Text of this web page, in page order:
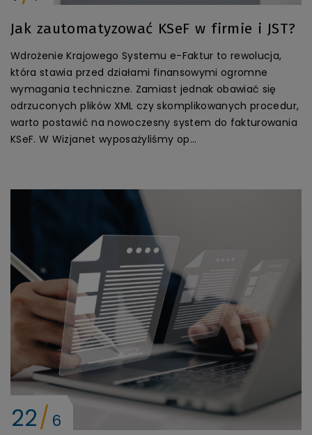
Jak zautomatyzować KSeF w firmie i JST?
Wdrożenie Krajowego Systemu e-Faktur to rewolucja,
która stawia przed działami finansowymi ogromne
wymagania techniczne. Zamiast jednak obawiać się
odrzuconych plików XML czy skomplikowanych procedur,
warto postawić na nowoczesny system do fakturowania
KSeF. W Wizjanet wyposażyliśmy op...
22 6